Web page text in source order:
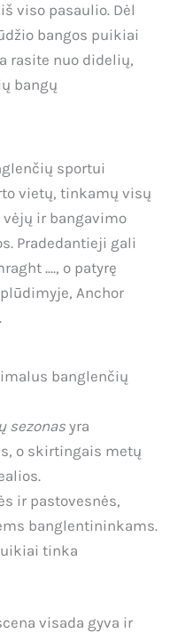
viso pasaulio. Dėl
bangos puikiai
rasite nuo didelių,
bangų
sportui
vietų, tinkamų visų
ir bangavimo
Pradedantieji gali
...., o patyrę
Anchor
banglenčių
sezonas yra
o skirtingais metų
ir pastovesnės,
banglentininkams.
tinka
visada gyva ir